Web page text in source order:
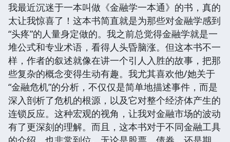
我最近沉迷于一本叫做《金融学一本通》的书，真的
太让我惊喜了！这本书简直就是为那些对金融学感到
“头疼”的人量身定做的。我之前总觉得金融学就是一
堆公式和专业术语，看得人头昏脑涨。但这本书不一
样，作者的叙述就像在讲一个引人入胜的故事，把那
些复杂的概念变得生动有趣。我尤其喜欢他/她关于
“金融危机”的分析，不仅仅是简单地描述事件，而是
深入剖析了危机的根源，以及它对整个经济体产生的
连锁反应。这种宏观的视角，让我对金融市场的波动
有了更深刻的理解。而且，这本书对于不同金融工具